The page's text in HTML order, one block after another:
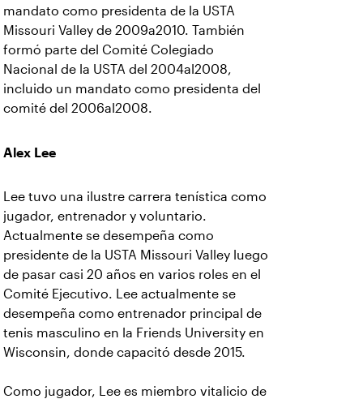
mandato como presidenta de la USTA
Missouri Valley de 2009a2010. También
formó parte del Comité Colegiado
Nacional de la USTA del 2004al2008,
incluido un mandato como presidenta del
comité del 2006al2008.
Alex Lee
Lee tuvo una ilustre carrera tenística como
jugador, entrenador y voluntario.
Actualmente se desempeña como
presidente de la USTA Missouri Valley luego
de pasar casi 20 años en varios roles en el
Comité Ejecutivo. Lee actualmente se
desempeña como entrenador principal de
tenis masculino en la Friends University en
Wisconsin, donde capacitó desde 2015.
Como jugador, Lee es miembro vitalicio de